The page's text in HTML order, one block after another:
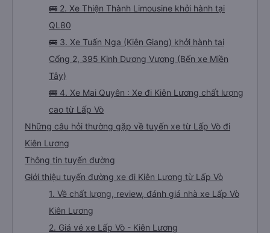
🚌 2. Xe Thiện Thành Limousine khởi hành tại
QL80
🚌 3. Xe Tuấn Nga (Kiên Giang) khởi hành tại
Cổng 2, 395 Kinh Dương Vương (Bến xe Miền
Tây)
🚌 4. Xe Mai Quyên : Xe đi Kiên Lương chất lượng
cao từ Lấp Vò
Những câu hỏi thường gặp về tuyến xe từ Lấp Vò đi
Kiên Lương
Thông tin tuyến đường
Giới thiệu tuyến đường xe đi Kiên Lương từ Lấp Vò
1. Về chất lượng, review, đánh giá nhà xe Lấp Vò
Kiên Lương
2. Giá vé xe Lấp Vò - Kiên Lương